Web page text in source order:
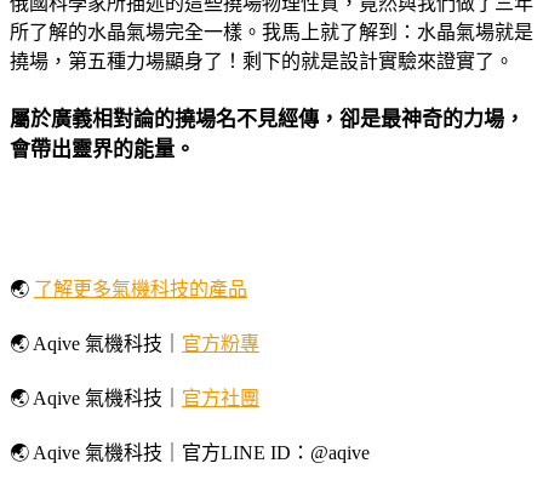
所了解的水晶氣場完全一樣。我馬上就了解到：水晶氣場就是
撓場，第五種力場顯身了！剩下的就是設計實驗來證實了。
屬於廣義相對論的撓場名不見經傳，卻是最神奇的力場，
會帶出靈界的能量。
🌏 了解更多氣機科技的產品
🌏 Aqive 氣機科技｜ 官方粉專
🌏 Aqive 氣機科技｜ 官方社團
🌏 Aqive 氣機科技｜官方LINE ID：@aqive